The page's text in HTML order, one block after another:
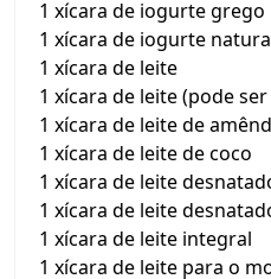
1 xícara de iogurte
1 xícara de iogurte
1 xícara de leite
1 xícara de leite (pode
1 xícara de leite de
1 xícara de leite de coco
1 xícara de leite
1 xícara de leite
1 xícara de leite integral
1 xícara de leite para o